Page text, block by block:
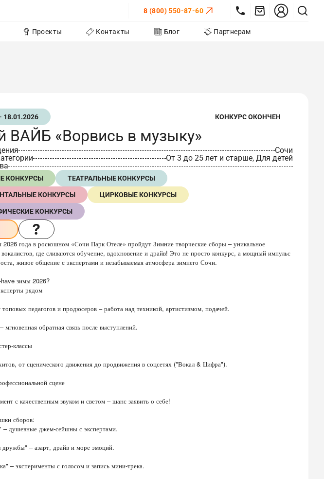
8 (800) 550-87-60
Проекты Контакты Блог Партнерам
18.01.2026 КОНКУРС ОКОНЧЕН
ВАЙБ «Ворвись в музыку»
Сочи
От 3 до 25 лет и старше, Для детей
КОНКУРСЫ ТЕАТРАЛЬНЫЕ КОНКУРСЫ
КОНКУРСЫ ЦИРКОВЫЕ КОНКУРСЫ
КОНКУРСЫ
года в роскошном «Сочи Парк Отеле» пройдут Зимние творческие сборы – уникальное
вокалистов, где сливаются обучение, вдохновение и драйв! Это не просто конкурс, а мощный импульс
живое общение с экспертами и незабываемая атмосфера зимнего Сочи.
зимы 2026?
рядом
педагогов и продюсеров – работа над техникой, артистизмом, подачей.
мгновенная обратная связь после выступлений.
классы
от сценического движения до продвижения в соцсетях ("Вокал & Цифра").
сцене
с качественным звуком и светом – шанс заявить о себе!
сборов:
– душевные джем-сейшны с экспертами.
дружбы" – азарт, драйв и море эмоций.
– эксперименты с голосом и запись мини-трека.